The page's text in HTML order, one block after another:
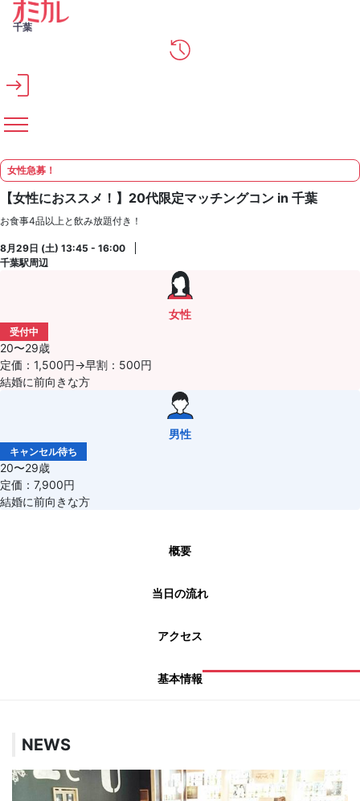
メインコンテンツへスキップ
千葉
女性急募！
【女性におススメ！】20代限定マッチングコン in 千葉
お食事4品以上と飲み放題付き！
8月29日 (土) 13:45 - 16:00
千葉駅周辺
女性
受付中
20〜29歳
定価：1,500円→早割：500円
結婚に前向きな方
男性
キャンセル待ち
20〜29歳
定価：7,900円
結婚に前向きな方
概要
当日の流れ
アクセス
基本情報
NEWS